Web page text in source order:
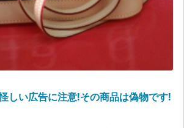
しい広告に注意!その商品は偽物です!